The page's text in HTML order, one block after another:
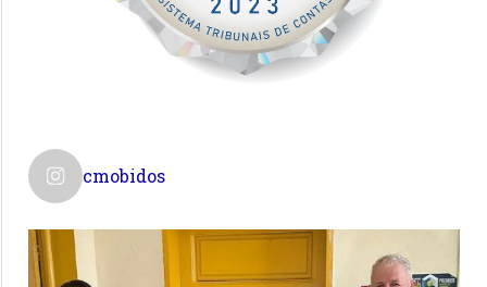
cmobidos